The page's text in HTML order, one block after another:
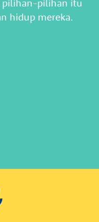
pilihan-pilihan itu
hidup mereka.